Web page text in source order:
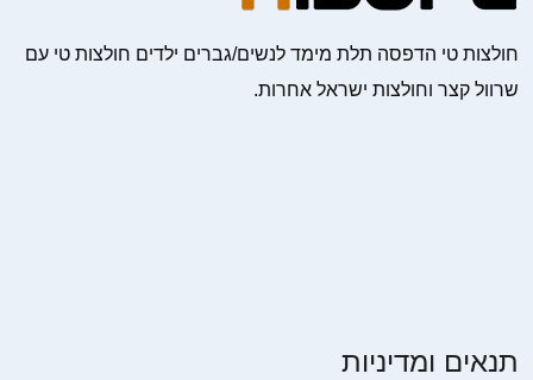
חולצות טי הדפסה תלת מימד לנשים/גברים ילדים חולצות טי עם
שרוול קצר וחולצות ישראל אחרות.
תנאים ומדיניות